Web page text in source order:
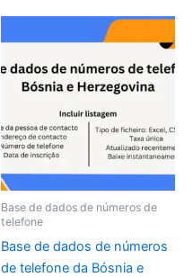
Base de dados de números de
telefone
Base de dados de números
de telefone da Bósnia e